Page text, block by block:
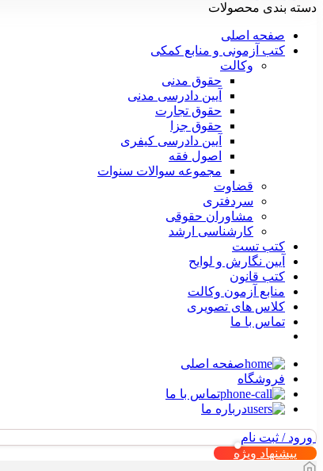
دسته بندی محصولات
صفحه اصلی
کتب آزمونی و منابع کمکی
وکالت
حقوق مدنی
آیین دادرسی مدنی
حقوق تجارت
حقوق جزا
آیین دادرسی کیفری
اصول فقه
مجموعه سوالات سنوات
قضاوت
سردفتری
مشاوران حقوقی
کارشناسی ارشد
کتب تست
آیین نگارش و لوایح
کتب قانون
منابع آزمون وکالت
کلاس های تصویری
تماس با ما
صفحه اصلی
فروشگاه
تماس با ما
درباره ما
ورود / ثبت نام
پیشنهاد ویژه